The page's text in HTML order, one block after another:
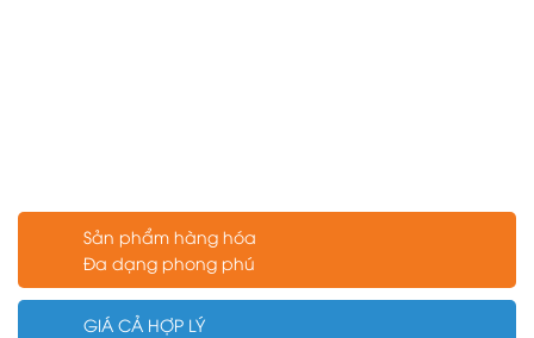
Sản phẩm hàng hóa
Đa dạng phong phú
GIÁ CẢ HỢP LÝ